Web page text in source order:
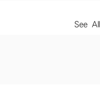
See All